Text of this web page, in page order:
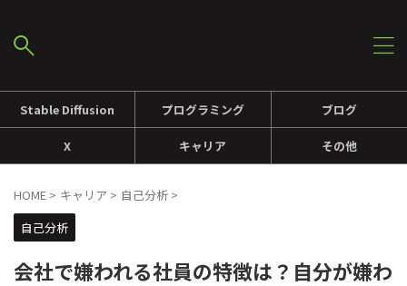
Stable Diffusion プログラミング ブログ
X キャリア その他
HOME > キャリア > 自己分析 >
自己分析
会社で嫌われる社員の特徴は？自分が嫌わ